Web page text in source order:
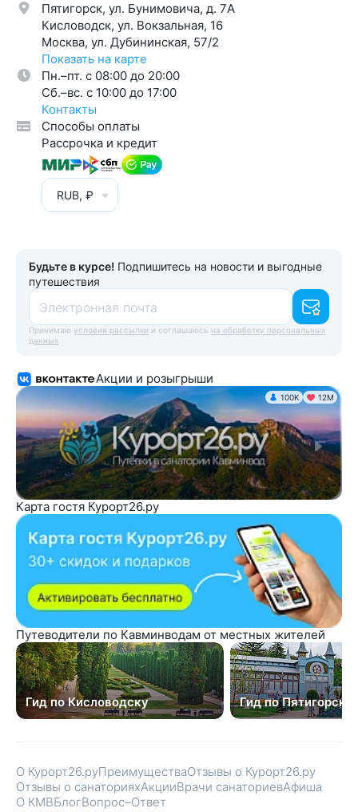
Пятигорск, ул. Бунимовича, д. 7A
Кисловодск, ул. Вокзальная, 16
Москва, ул. Дубининская, 57/2
Показать на карте
Пн.–пт. с 08:00 до 20:00
Cб.–вс. с 10:00 до 17:00
Контакты
Способы оплаты
Рассрочка и кредит
RUB, ₽
Будьте в курсе! Подпишитесь на новости и выгодные
путешествия
Электронная почта
Принимаю условия рассылки и соглашаюсь на обработку персональных
данных
Акции и розыгрыши
100K 12М
Карта гостя Курорт26.ру
Путеводители по Кавминводам от местных жителей
Гид по Кисловодску Гид по Пятигорску
О Курорт26.руПреимуществаОтзывы о Курорт26.ру
Отзывы о санаторияхАкцииВрачи санаториевАфиша
О КМВБлогВопрос–Ответ